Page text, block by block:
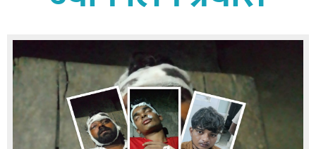
विशेष
राजनीति